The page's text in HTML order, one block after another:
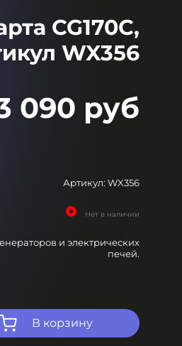
CG170C,
WX356
090 руб
Артикул: WX356
Нет в наличии
и электрических
печей.
В корзину